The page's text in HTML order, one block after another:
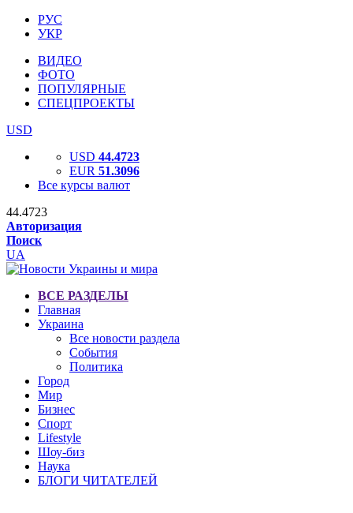
РУС
УКР
ВИДЕО
ФОТО
ПОПУЛЯРНЫЕ
СПЕЦПРОЕКТЫ
USD
USD 44.4723
EUR 51.3096
Все курсы валют
44.4723
Авторизация
Поиск
UA
ВСЕ РАЗДЕЛЫ
Главная
Украина
Все новости раздела
События
Политика
Город
Мир
Бизнес
Спорт
Lifestyle
Шоу-биз
Наука
БЛОГИ ЧИТАТЕЛЕЙ